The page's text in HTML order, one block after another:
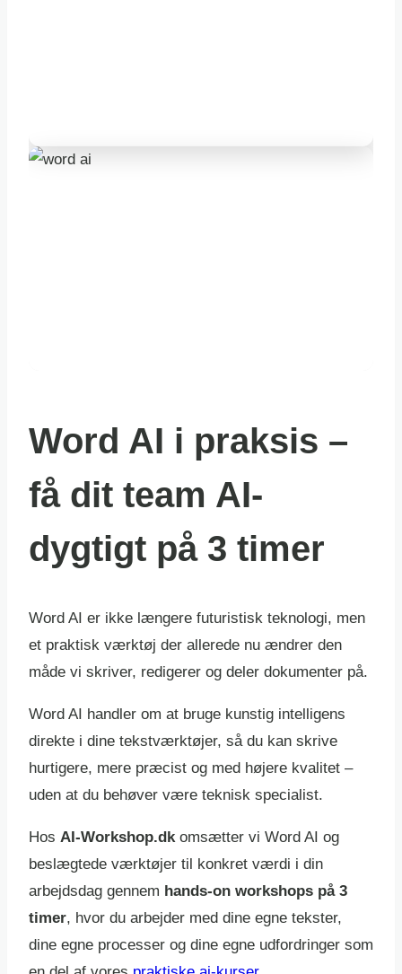
Word AI i praksis –
få dit team AI-
dygtigt på 3 timer
Word AI er ikke længere futuristisk teknologi, men
et praktisk værktøj der allerede nu ændrer den
måde vi skriver, redigerer og deler dokumenter på.
Word AI handler om at bruge kunstig intelligens
direkte i dine tekstværktøjer, så du kan skrive
hurtigere, mere præcist og med højere kvalitet –
uden at du behøver være teknisk specialist.
Hos AI-Workshop.dkomsætter vi Word AI og
beslægtede værktøjer til konkret værdi i din
arbejdsdag gennem hands-on workshops på 3
timer, hvor du arbejder med dine egne tekster,
dine egne processer og dine egne udfordringer som